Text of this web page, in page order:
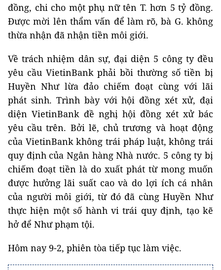
đồng, chi cho một phụ nữ tên T. hơn 5 tỷ đồng.
Được mời lên thẩm vấn để làm rõ, bà G. không
thừa nhận đã nhận tiền môi giới.
Về trách nhiệm dân sự, đại diện 5 công ty đều
yêu cầu VietinBank phải bồi thường số tiền bị
Huyền Như lừa đảo chiếm đoạt cùng với lãi
phát sinh. Trình bày với hội đồng xét xử, đại
diện VietinBank đề nghị hội đồng xét xử bác
yêu cầu trên. Bởi lẽ, chủ trương và hoạt động
của VietinBank không trái pháp luật, không trái
quy định của Ngân hàng Nhà nước. 5 công ty bị
chiếm đoạt tiền là do xuất phát từ mong muốn
được hưởng lãi suất cao và do lợi ích cá nhân
của người môi giới, từ đó đã cùng Huyền Như
thực hiện một số hành vi trái quy định, tạo kẽ
hở để Như phạm tội.
Hôm nay 9-2, phiên tòa tiếp tục làm việc.